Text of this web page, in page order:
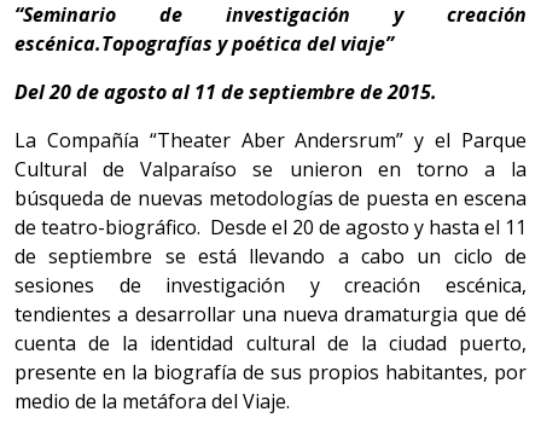
“Seminario de investigación y creación
escénica.Topografías y poética del viaje”
Del 20 de agosto al 11 de septiembre de 2015.
La Compañía “Theater Aber Andersrum” y el Parque
Cultural de Valparaíso se unieron en torno a la
búsqueda de nuevas metodologías de puesta en escena
de teatro-biográfico. Desde el 20 de agosto y hasta el 11
de septiembre se está llevando a cabo un ciclo de
sesiones de investigación y creación escénica,
tendientes a desarrollar una nueva dramaturgia que dé
cuenta de la identidad cultural de la ciudad puerto,
presente en la biografía de sus propios habitantes, por
medio de la metáfora del Viaje.